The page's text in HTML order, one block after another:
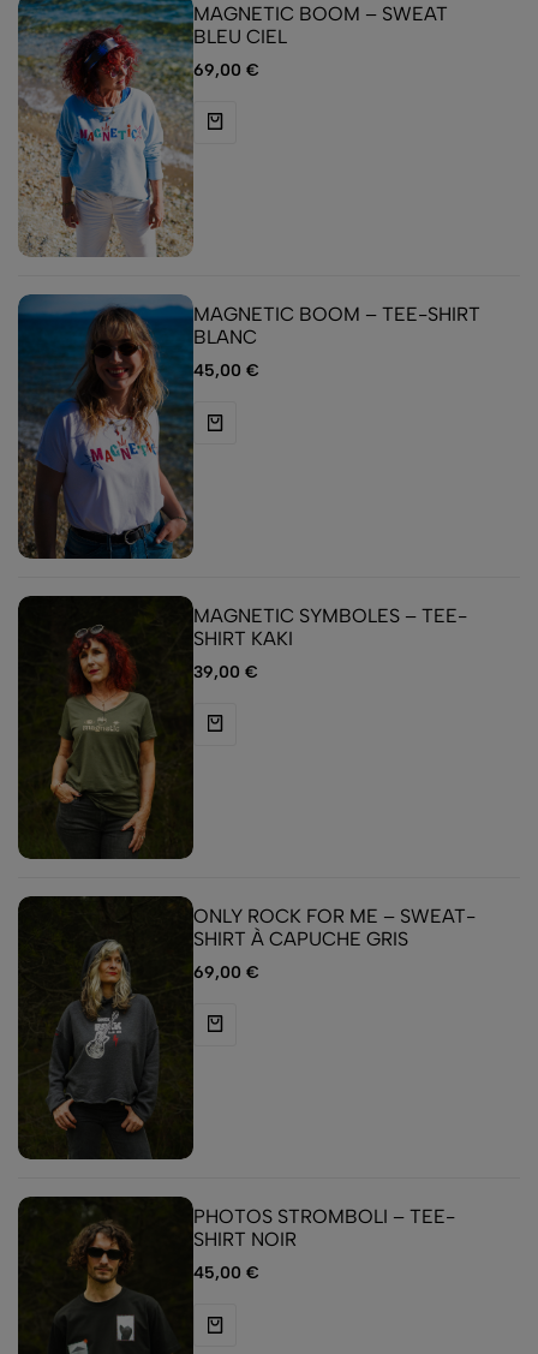
MAGNETIC BOOM – SWEAT
BLEU CIEL
69,00€
MAGNETIC BOOM – TEE-SHIRT
BLANC
45,00€
MAGNETIC SYMBOLES – TEE-
SHIRT KAKI
39,00€
ONLY ROCK FOR ME – SWEAT-
SHIRT À CAPUCHE GRIS
69,00€
PHOTOS STROMBOLI – TEE-
SHIRT NOIR
45,00€